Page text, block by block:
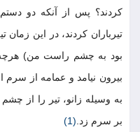
کردند؟ پس از آنکه دو
تیرباران کردند، در این
بود به چشم راست من) هرچه
بیرون نیامد و عمامه از سرم
به وسیله زانو، تیر را از
بر سرم زد.(1)